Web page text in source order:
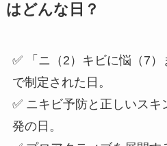
はどんな日？
✅ 「ニ（2）キビに悩（7
で制定された日。
✅ ニキビ予防と正しいス
発の日。